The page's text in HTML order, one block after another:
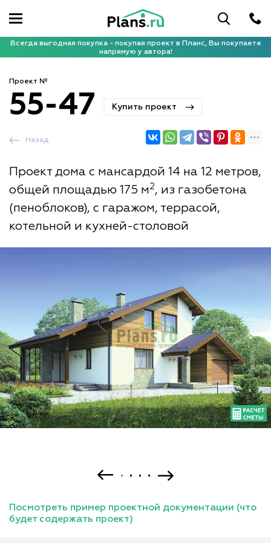
Всегда выгодная покупка - покупая проект в Планс, Вы покупаете
напрямую у автора!
Проект №
55-47 Купить проект
Проект дома с мансардой 14 на 12 метров,
общей площадью 175 м2, из газобетона
(пеноблоков), с гаражом, террасой,
котельной и кухней-столовой
Назад
Посмотреть пример проектной документации (что
будет содержать проект)